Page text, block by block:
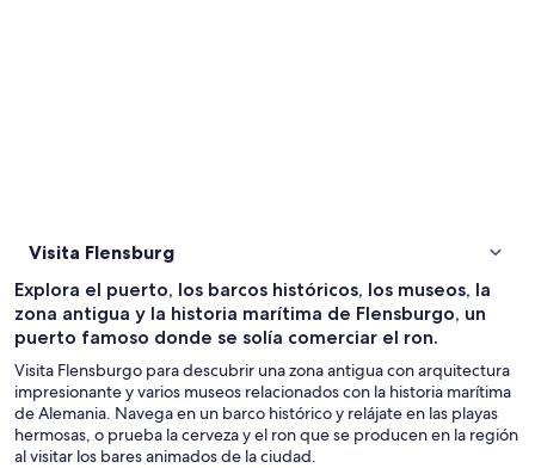
Visita Flensburg
Explora el puerto, los barcos históricos, los museos, la
zona antigua y la historia marítima de Flensburgo, un
puerto famoso donde se solía comerciar el ron.
Visita Flensburgo para descubrir una zona antigua con arquitectura
impresionante y varios museos relacionados con la historia marítima
de Alemania. Navega en un barco histórico y relájate en las playas
hermosas, o prueba la cerveza y el ron que se producen en la región
al visitar los bares animados de la ciudad.